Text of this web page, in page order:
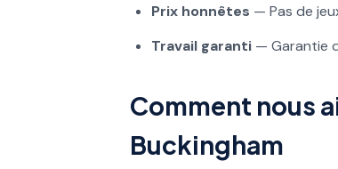
Prix honnêtes — Pas de
Travail garanti — Garantie
Comment nous
Buckingham